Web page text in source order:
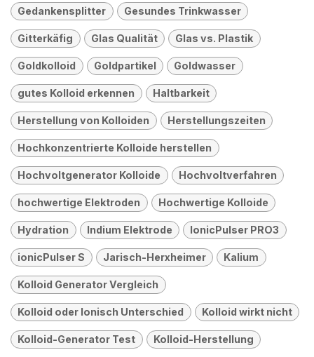
Gedankensplitter Gesundes Trinkwasser
Gitterkäfig Glas Qualität Glas vs. Plastik
Goldkolloid Goldpartikel Goldwasser
gutes Kolloid erkennen Haltbarkeit
Herstellung von Kolloiden Herstellungszeiten
Hochkonzentrierte Kolloide herstellen
Hochvoltgenerator Kolloide Hochvoltverfahren
hochwertige Elektroden Hochwertige Kolloide
Hydration Indium Elektrode IonicPulser PRO3
ionicPulser S Jarisch-Herxheimer Kalium
Kolloid Generator Vergleich
Kolloid oder Ionisch Unterschied Kolloid wirkt nicht
Kolloid-Generator Test Kolloid-Herstellung